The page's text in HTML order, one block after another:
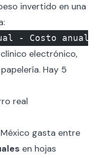
invertido en una
- Costo
electrónico,
Hay 5
real
gasta entre
en hojas